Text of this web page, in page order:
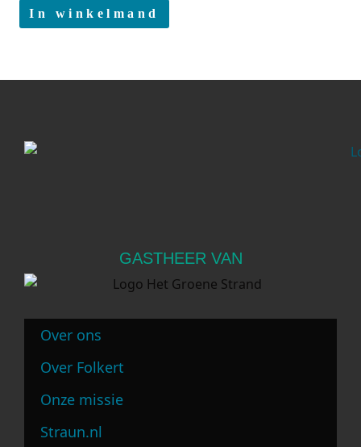
In winkelmand
GASTHEER VAN
Over ons
Over Folkert
Onze missie
Straun.nl